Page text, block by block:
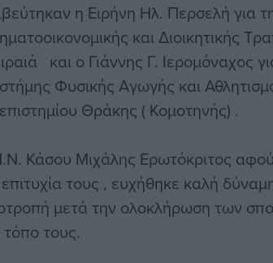
η Ειρήνη Ηλ. Περσελή για
και Διοικητικής
και ο Γιάννης Γ. Ιερομόναχος
Φυσικής Αγωγής και
Θράκης ( Κομοτηνής) .
Κάσου Μιχάλης Ερωτόκριτος
τους , ευχήθηκε καλή
μετά την ολοκλήρωση των
τους.